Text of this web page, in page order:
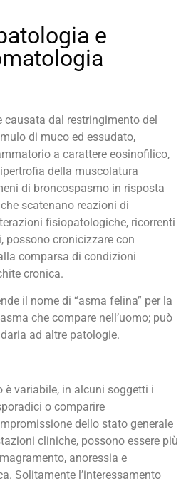
e
causata dal restringimento del
di muco ed essudato,
a carattere eosinofilico,
della muscolatura
di broncospasmo in risposta
scatenano reazioni di
fisiopatologiche, ricorrenti
possono cronicizzare con
comparsa di condizioni
cronica.
il nome di “asma felina” per la
che compare nell’uomo; può
ad altre patologie.
variabile, in alcuni soggetti i
o comparire
dello stato generale
cliniche, possono essere più
anoressia e
Solitamente l’interessamento